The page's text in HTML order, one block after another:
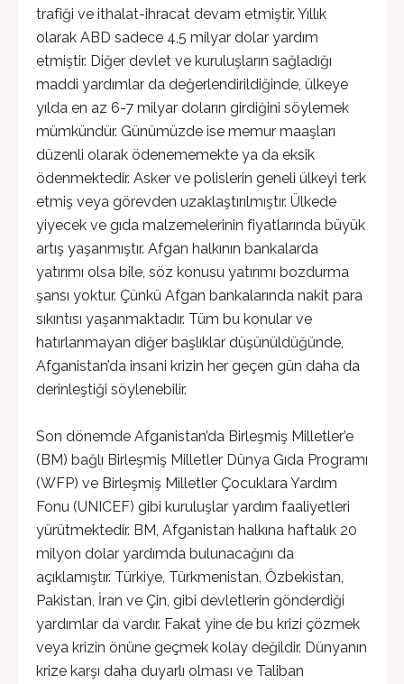
trafiği ve ithalat-ihracat devam etmiştir. Yıllık
olarak ABD sadece 4,5 milyar dolar yardım
etmiştir. Diğer devlet ve kuruluşların sağladığı
maddi yardımlar da değerlendirildiğinde, ülkeye
yılda en az 6-7 milyar doların girdiğini söylemek
mümkündür. Günümüzde ise memur maaşları
düzenli olarak ödenememekte ya da eksik
ödenmektedir. Asker ve polislerin geneli ülkeyi terk
etmiş veya görevden uzaklaştırılmıştır. Ülkede
yiyecek ve gıda malzemelerinin fiyatlarında büyük
artış yaşanmıştır. Afgan halkının bankalarda
yatırımı olsa bile, söz konusu yatırımı bozdurma
şansı yoktur. Çünkü Afgan bankalarında nakit para
sıkıntısı yaşanmaktadır. Tüm bu konular ve
hatırlanmayan diğer başlıklar düşünüldüğünde,
Afganistan’da insani krizin her geçen gün daha da
derinleştiği söylenebilir.
Son dönemde Afganistan’da Birleşmiş Milletler’e
(BM) bağlı Birleşmiş Milletler Dünya Gıda Programı
(WFP) ve Birleşmiş Milletler Çocuklara Yardım
Fonu (UNICEF) gibi kuruluşlar yardım faaliyetleri
yürütmektedir. BM, Afganistan halkına haftalık 20
milyon dolar yardımda bulunacağını da
açıklamıştır. Türkiye, Türkmenistan, Özbekistan,
Pakistan, İran ve Çin, gibi devletlerin gönderdiği
yardımlar da vardır. Fakat yine de bu krizi çözmek
veya krizin önüne geçmek kolay değildir. Dünyanın
krize karşı daha duyarlı olması ve Taliban